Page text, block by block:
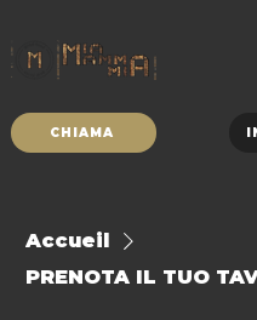
CHIAMA
Accueil
PRENOTA IL TUO